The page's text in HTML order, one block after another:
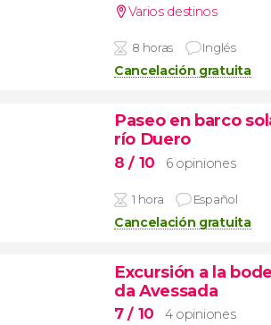
Varios destinos
8 horas Inglés
Cancelación gratuita
Paseo en barco
río Duero
8/ 10 6 opiniones
1 hora Español
Cancelación gratuita
Excursión a la
da Avessada
7/ 10
4 opiniones